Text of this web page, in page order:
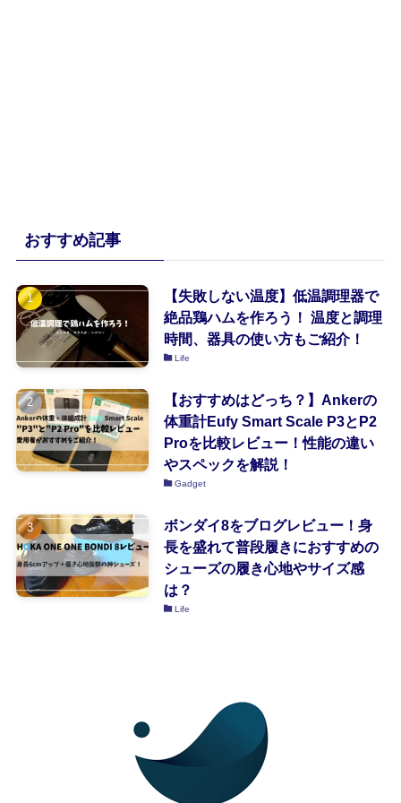
おすすめ記事
【失敗しない温度】低温調理器で
絶品鶏ハムを作ろう！ 温度と調理
時間、器具の使い方もご紹介！
Life
【おすすめはどっち？】Ankerの
体重計Eufy Smart Scale P3とP2
Proを比較レビュー！性能の違い
やスペックを解説！
Gadget
ボンダイ8をブログレビュー！身
長を盛れて普段履きにおすすめの
シューズの履き心地やサイズ感
は？
Life